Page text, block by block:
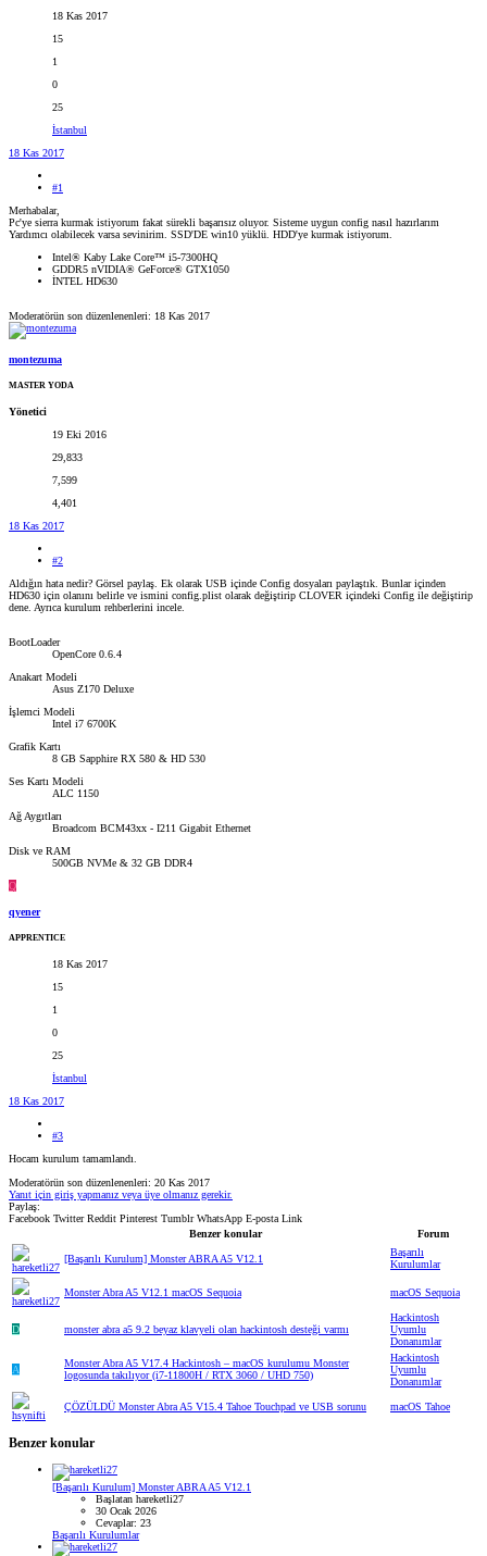
18 Kas 2017
15
1
0
25
İstanbul
18 Kas 2017
#1
Merhabalar,
Pc'ye sierra kurmak istiyorum fakat sürekli başarısız oluyor. Sisteme uygun config nasıl hazırlarım
Yardımcı olabilecek varsa sevinirim. SSD'DE win10 yüklü. HDD'ye kurmak istiyorum.
Intel® Kaby Lake Core™ i5-7300HQ
GDDR5 nVIDIA® GeForce® GTX1050
İNTEL HD630
Moderatörün son düzenlenenleri: 18 Kas 2017
montezuma
MASTER YODA
Yönetici
19 Eki 2016
29,833
7,599
4,401
18 Kas 2017
#2
Aldığın hata nedir? Görsel paylaş. Ek olarak USB içinde Config dosyaları paylaştık. Bunlar içinden
HD630 için olanını belirle ve ismini config.plist olarak değiştirip CLOVER içindeki Config ile değiştirip
dene. Ayrıca kurulum rehberlerini incele.
BootLoader
OpenCore 0.6.4
Anakart Modeli
Asus Z170 Deluxe
İşlemci Modeli
Intel i7 6700K
Grafik Kartı
8 GB Sapphire RX 580 & HD 530
Ses Kartı Modeli
ALC 1150
Ağ Aygıtları
Broadcom BCM43xx - I211 Gigabit Ethernet
Disk ve RAM
500GB NVMe & 32 GB DDR4
Q
qyener
APPRENTICE
18 Kas 2017
15
1
0
25
İstanbul
18 Kas 2017
#3
Hocam kurulum tamamlandı.
Moderatörün son düzenlenenleri: 20 Kas 2017
Yanıt için giriş yapmanız veya üye olmanız gerekir.
Paylaş:
Facebook Twitter Reddit Pinterest Tumblr WhatsApp E-posta Link
Benzer konular
Forum
[Başarılı Kurulum] Monster ABRA A5 V12.1
Başarılı
Kurulumlar
Monster Abra A5 V12.1 macOS Sequoia macOS Sequoia
D monster abra a5 9.2 beyaz klavyeli olan hackintosh desteği varmı
Hackintosh
Uyumlu
Donanımlar
A
Monster Abra A5 V17.4 Hackintosh – macOS kurulumu Monster
logosunda takılıyor (i7-11800H / RTX 3060 / UHD 750)
Hackintosh
Uyumlu
Donanımlar
ÇÖZÜLDÜ Monster Abra A5 V15.4 Tahoe Touchpad ve USB sorunu macOS Tahoe
Benzer konular
[Başarılı Kurulum] Monster ABRA A5 V12.1
Başlatan hareketli27
30 Ocak 2026
Cevaplar: 23
Başarılı Kurulumlar